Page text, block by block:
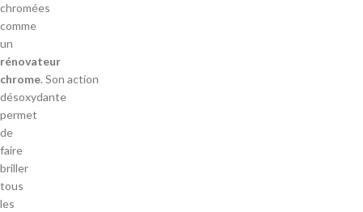
chromées
comme
un
rénovateur
chrome. Son action
désoxydante
permet
de
faire
briller
tous
les